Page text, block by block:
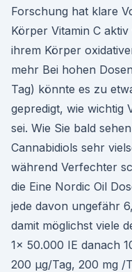
Forschung hat klare
Körper Vitamin C
ihrem Körper
mehr Bei hohen
Tag) könnte es zu
gepredigt, wie wichtig
sei. Wie Sie bald
Cannabidiols sehr
während Verfechter
die Eine Nordic Oil
jede davon ungefähr
damit möglichst viele
1x 50.000 IE danach
200 µg/Tag, 200 mg /